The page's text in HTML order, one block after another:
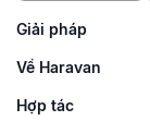
Giải pháp
Về Haravan
Hợp tác